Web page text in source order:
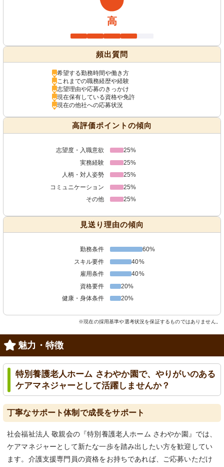
高
頻出質問
希望する勤務時間や働き方
これまでの職務経歴や経験
志望理由や応募のきっかけ
現在保有している資格や免許
現在の他社への応募状況
高評価ポイントの傾向
志望度・入職意欲
25%
実務経験
25%
人柄・対人姿勢
25%
コミュニケーション
25%
その他
25%
見送り理由の傾向
勤務条件
60%
スキル要件
40%
雇用条件
40%
資格要件
20%
健康・身体条件
20%
※現在の採用基準や選考状況を保証するものではありません。
魅力・特徴
特別養護老人ホーム さわやか園で、やりがいのある
ケアマネジャーとして活躍しませんか？
丁寧なサポート体制で成長をサポート
社会福祉法人 敬親会の『特別養護老人ホーム さわやか園』では、
ケアマネジャーとして新たな一歩を踏み出したい方を歓迎してい
ます。介護支援専門員の資格をお持ちであれば、ご応募いただけ